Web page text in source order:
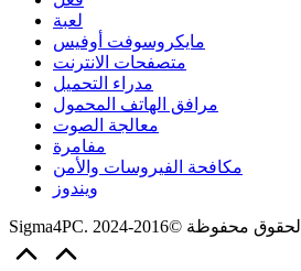
لعبة
مايكروسوفت أوفيس
متصفحات الانترنت
مدراء التحميل
مرافق الهاتف المحمول
معالجة الصوت
مفامرة
مكافحة الفيروسات والأمن
ويندوز
Sigma4PC. الحقوق محفوظة ©2016-2024